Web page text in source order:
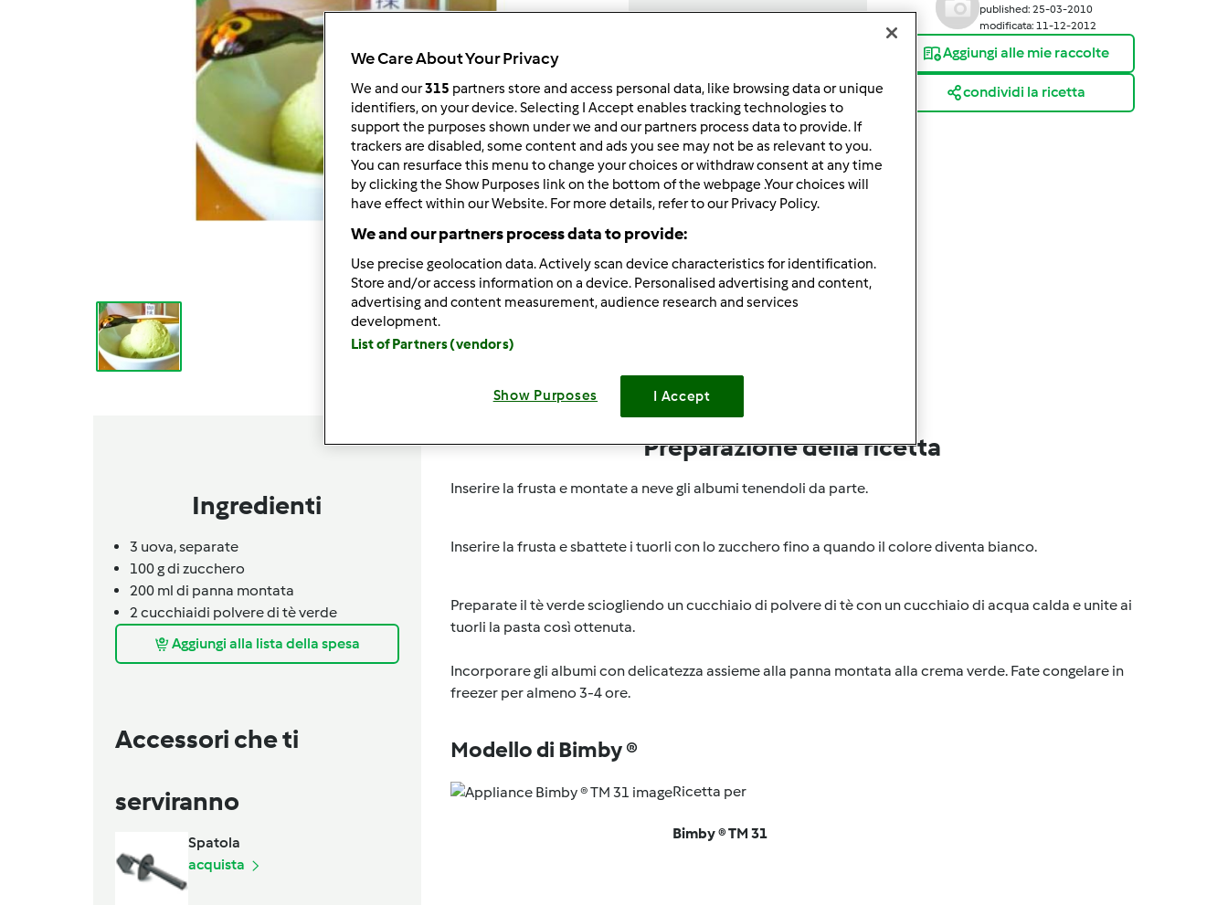
porzione/porzioni
----
--
published: 25-03-2010
modificata: 11-12-2012
Aggiungi alle mie raccolte
condividi la ricetta
Ingredienti
3 uova,separate
100gdi zucchero
200 ml di panna montata
2cucchiaidi polvere di tè verde
Aggiungi alla lista della spesa
Accessori che ti
serviranno
Spatola
acquista
Preparazione della ricetta
Inserire la frusta e montate a neve gli albumi tenendoli da parte.
Inserire la frusta e sbattete i tuorli con lo zucchero fino a quando il colore diventa bianco.
Preparate il tè verde sciogliendo un cucchiaio di polvere di tè con un cucchiaio di acqua calda e unite ai
tuorli la pasta così ottenuta.
Incorporare gli albumi con delicatezza assieme alla panna montata alla crema verde. Fate congelare in
freezer per almeno 3-4 ore.
Modello di Bimby ®
Ricetta per
Bimby ® TM 31
We Care About Your Privacy
We and our315 partners store and access personal data, like browsing data or unique
identifiers, on your device. Selecting I Accept enables tracking technologies to
support the purposes shown under we and our partners process data to provide. If
trackers are disabled, some content and ads you see may not be as relevant to you.
You can resurface this menu to change your choices or withdraw consent at any time
by clicking the Show Purposes link on the bottom of the webpage .Your choices will
have effect within our Website. For more details, refer to our Privacy Policy.
We and our partners process data to provide:
Use precise geolocation data. Actively scan device characteristics for identification.
Store and/or access information on a device. Personalised advertising and content,
advertising and content measurement, audience research and services
development.
List of Partners (vendors)
Show Purposes I Accept